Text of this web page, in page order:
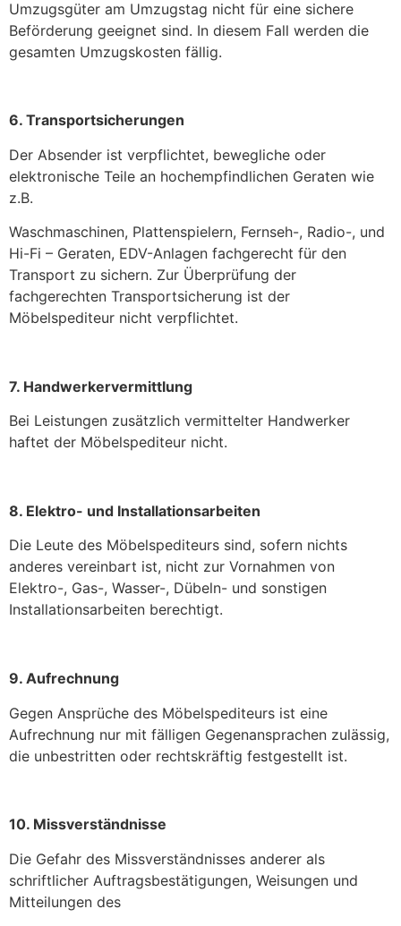
Umzugsgüter am Umzugstag nicht für eine sichere
Beförderung geeignet sind. In diesem Fall werden die
gesamten Umzugskosten fällig.
6. Transportsicherungen
Der Absender ist verpflichtet, bewegliche oder
elektronische Teile an hochempfindlichen Geraten wie
z.B.
Waschmaschinen, Plattenspielern, Fernseh-, Radio-, und
Hi-Fi – Geraten, EDV-Anlagen fachgerecht für den
Transport zu sichern. Zur Überprüfung der
fachgerechten Transportsicherung ist der
Möbelspediteur nicht verpflichtet.
7. Handwerkervermittlung
Bei Leistungen zusätzlich vermittelter Handwerker
haftet der Möbelspediteur nicht.
8. Elektro- und Installationsarbeiten
Die Leute des Möbelspediteurs sind, sofern nichts
anderes vereinbart ist, nicht zur Vornahmen von
Elektro-, Gas-, Wasser-, Dübeln- und sonstigen
Installationsarbeiten berechtigt.
9. Aufrechnung
Gegen Ansprüche des Möbelspediteurs ist eine
Aufrechnung nur mit fälligen Gegenansprachen zulässig,
die unbestritten oder rechtskräftig festgestellt ist.
10. Missverständnisse
Die Gefahr des Missverständnisses anderer als
schriftlicher Auftragsbestätigungen, Weisungen und
Mitteilungen des